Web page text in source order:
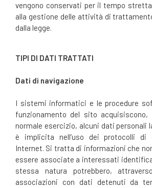
vengono conservati per il tempo
alla gestione delle attività di
dalla legge.
TIPI DI DATI TRATTATI
Dati di navigazione
I sistemi informatici e le procedure
funzionamento del sito
normale esercizio, alcuni dati personali
è implicita nell’uso dei protocolli di
Internet. Si tratta di informazioni che
essere associate a interessati
stessa natura potrebbero,
associazioni con dati detenuti da